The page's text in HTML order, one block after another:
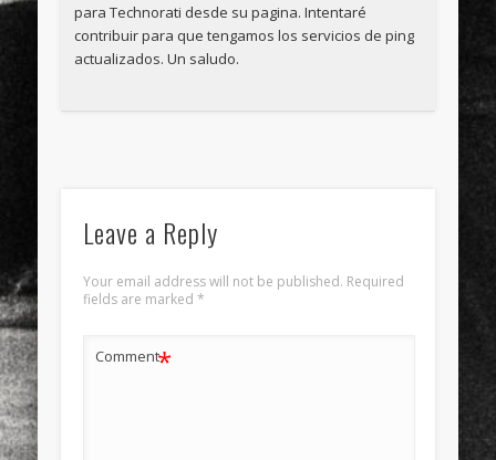
para Technorati desde su pagina. Intentaré
contribuir para que tengamos los servicios de ping
actualizados. Un saludo.
Leave a Reply
Your email address will not be published. Required
fields are marked *
Comment*